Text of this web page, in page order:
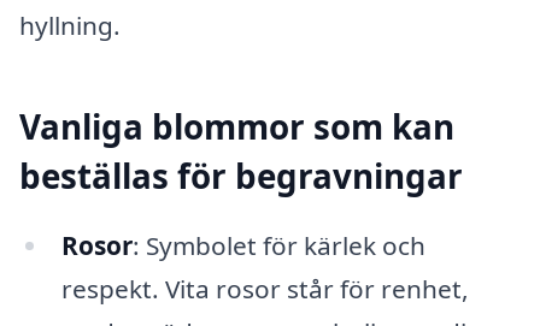
hyllning.
Vanliga blommor som kan
beställas för begravningar
Rosor: Symbolet för kärlek och
respekt. Vita rosor står för renhet,